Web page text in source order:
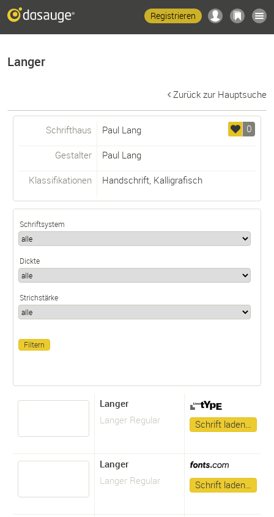
Registrieren
Langer
Zurück zur Hauptsuche
0
Schrifthaus Paul Lang
Gestalter Paul Lang
Klassifikationen Handschrift, Kalligrafisch
Schriftsystem
Dickte
Strichstärke
Langer
Langer Regular
Schrift laden…
Langer
Langer Regular
Schrift laden…